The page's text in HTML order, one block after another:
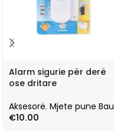
Alarm sigurie për derë
ose dritare
Aksesorë, Mjete pune Bau
€10.00